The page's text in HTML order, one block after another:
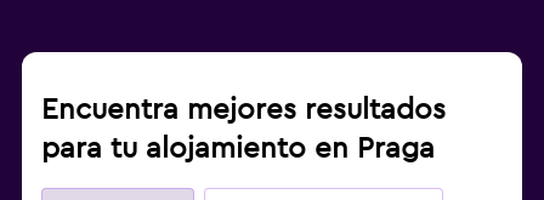
Encuentra mejores resultados
para tu alojamiento en Praga